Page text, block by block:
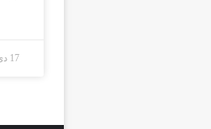
17 دی 1399